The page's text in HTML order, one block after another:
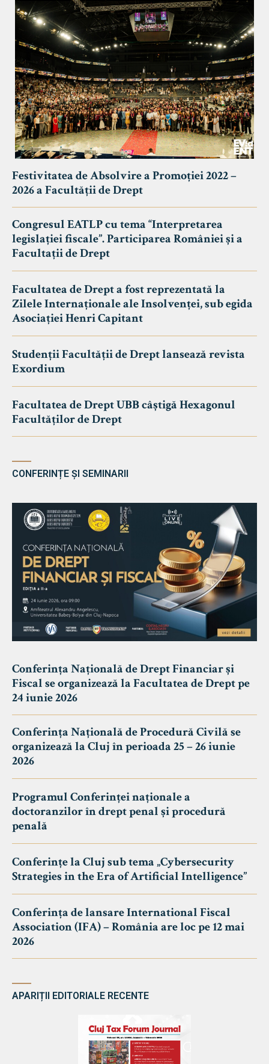
Festivitatea de Absolvire a Promoției 2022 –
2026 a Facultății de Drept
Congresul EATLP cu tema “Interpretarea
legislației fiscale”. Participarea României și a
Facultații de Drept
Facultatea de Drept a fost reprezentată la
Zilele Internaționale ale Insolvenței, sub egida
Asociației Henri Capitant
Studenții Facultății de Drept lansează revista
Exordium
Facultatea de Drept UBB câștigă Hexagonul
Facultăților de Drept
CONFERINȚE ȘI SEMINARII
Conferința Națională de Drept Financiar și
Fiscal se organizează la Facultatea de Drept pe
24 iunie 2026
Conferința Națională de Procedură Civilă se
organizează la Cluj în perioada 25 – 26 iunie
2026
Programul Conferinței naționale a
doctoranzilor în drept penal și procedură
penală
Conferințe la Cluj sub tema „Cybersecurity
Strategies in the Era of Artificial Intelligence”
Conferința de lansare International Fiscal
Association (IFA) – România are loc pe 12 mai
2026
APARIȚII EDITORIALE RECENTE